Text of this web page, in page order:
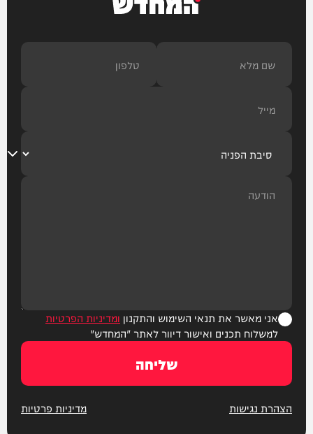
המחדש
אני מאשר את תנאי השימוש והתקנון ומדיניות הפרטיות
למשלוח תכנים ואישור דיוור לאתר "המחדש"
שליחה
הצהרת נגישות מדיניות פרטיות